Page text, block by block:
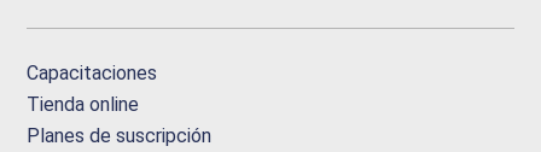
Capacitaciones
Tienda online
Planes de suscripción